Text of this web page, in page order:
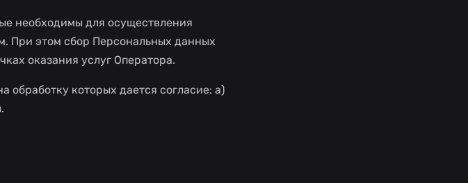
необходимы для осуществления
При этом сбор Персональных данных
оказания услуг Оператора.
обработку которых дается согласие: a)